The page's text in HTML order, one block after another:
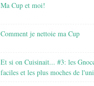
Ma Cup et moi!
Comment je nettoie ma Cup
Et si on Cuisinait... #3: les
faciles et les plus moches de